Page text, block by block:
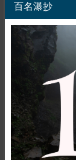
百名瀑抄